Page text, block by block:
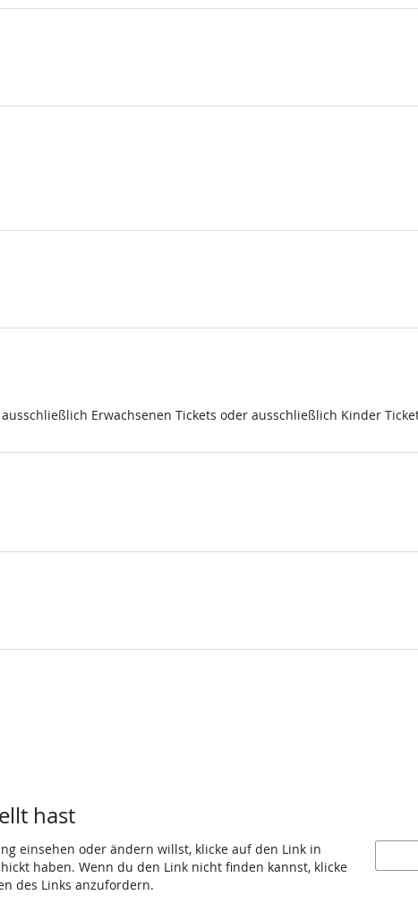
Erwachsenen Tickets oder ausschließlich Kinder
hast
einsehen oder ändern willst, klicke auf den Link in
haben. Wenn du den Link nicht finden kannst, klicke
des Links anzufordern.